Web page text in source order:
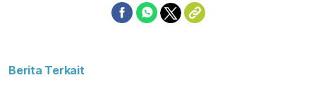
Berita Terkait